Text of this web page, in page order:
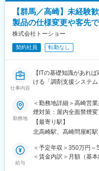
変更の範囲：会社の定
・品質リスクマネジメ
・その他
■ポジションの魅力
グローバルスペシャリ
なる製造所において、
参画するとともに、バ
経験を積むことができま
また最新のPIC/S及び
りまとめる立場として
築を通じて、グローバ
上記業務を通して自社
にお届けする貢献と達
当社はバイオ医薬品／
的に進めている国内ト
【群馬／高崎】未経験
製品の仕様変更や客先
株式会社トーショー
契約社員 転勤なし
仕事内容
【ITの基礎知識があれ
ける「調剤支援システ
【はじめに】
当ポジションは自社販
用～保守を担うシステ
からチャレンジできる
求人となっております
迎しております！
勤務地
＜勤務地詳細＞高崎営
煙対策：屋内全面禁煙
トワーク含む）
【最寄り駅】
北高崎駅、高崎問屋町
給与
＜予定年収＞350万円
＜賃金内訳＞月額（基